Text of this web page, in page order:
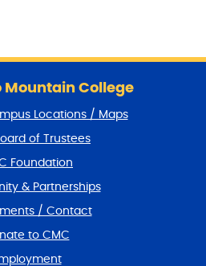
Mountain College
Locations / Maps
of Trustees
Foundation
& Partnerships
/ Contact
to CMC